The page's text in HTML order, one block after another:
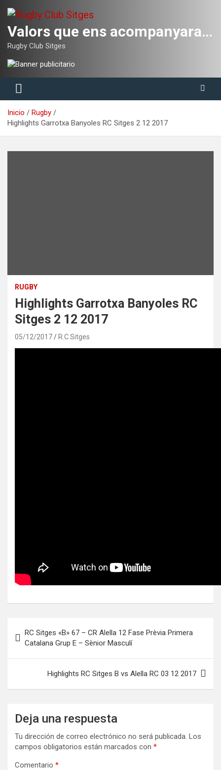
contenido
Valors que ens acompanyaran tota la vida
Rugby Club Sitges
Inicio
Rugby
Highlights Garrotxa Banyoles RC Sitges 2 12 2017
RUGBY
Highlights Garrotxa Banyoles RC
Sitges 2 12 2017
05/12/2017 R.C.Sitges
de
entradas
RC Sitges «B» 67 – CR Alella 12 Fase Prèvia Primera
Catalana Grup E – Sènior Masculí
Highlights RC Sitges B vs Alella RC 03 12 2017
Deja una respuesta
Tu dirección de correo electrónico no será publicada. Los
campos obligatorios están marcados con *
Comentario *